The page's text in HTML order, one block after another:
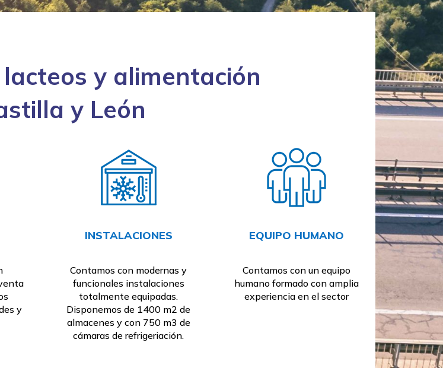
y alimentación
y León
y
INSTALACIONES
Contamos con modernas y
funcionales instalaciones
totalmente equipadas.
Disponemos de 1400 m2 de
almacenes y con 750 m3 de
cámaras de refrigeriación.
EQUIPO HUMANO
Contamos con un equipo
humano formado con amplia
experiencia en el sector